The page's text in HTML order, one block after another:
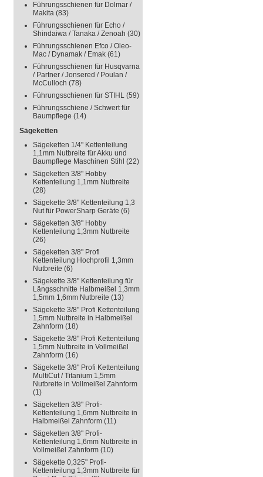
Führungsschienen für Dolmar /
Makita (83)
Führungsschienen für Echo /
Shindaiwa / Tanaka / Zenoah (30)
Führungsschienen Efco / Oleo-
Mac / Dynamak / Emak (61)
Führungsschienen für Husqvarna
/ Partner / Jonsered / Poulan /
McCulloch (78)
Führungsschienen für STIHL (59)
Führungsschiene / Schwert für
Baumpflege (14)
Sägeketten
Sägeketten 1/4" Kettenteilung
1,1mm Nutbreite für Akku und
Baumpflege Maschinen Stihl (22)
Sägeketten 3/8" Hobby
Kettenteilung 1,1mm Nutbreite
(28)
Sägekette 3/8" Kettenteilung 1,3
Nut für PowerSharp Geräte (6)
Sägeketten 3/8" Hobby
Kettenteilung 1,3mm Nutbreite
(26)
Sägeketten 3/8" Profi
Kettenteilung Hochprofil 1,3mm
Nutbreite (6)
Sägekette 3/8" Kettenteilung für
Längsschnitte Halbmeißel 1,3mm
1,5mm 1,6mm Nutbreite (13)
Sägekette 3/8" Profi Kettenteilung
1,5mm Nutbreite in Halbmeißel
Zahnform (18)
Sägekette 3/8" Profi Kettenteilung
1,5mm Nutbreite in Vollmeißel
Zahnform (16)
Sägekette 3/8" Profi Kettenteilung
MultiCut / Titanium 1,5mm
Nutbreite in Vollmeißel Zahnform
(1)
Sägeketten 3/8" Profi-
Kettenteilung 1,6mm Nutbreite in
Halbmeißel Zahnform (11)
Sägeketten 3/8" Profi-
Kettenteilung 1,6mm Nutbreite in
Vollmeißel Zahnform (10)
Sägekette 0,325" Profi-
Kettenteilung 1,3mm Nutbreite für